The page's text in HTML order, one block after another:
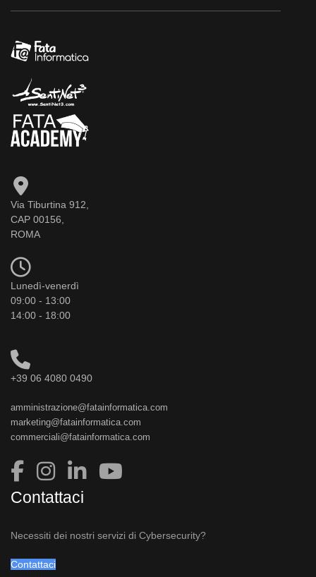
Via Tiburtina 912,
CAP 00156,
ROMA
Lunedì-venerdì
09:00 - 13:00
14:00 - 18:00
+39 06 4080 0490
amministrazione@fatainformatica.com
marketing@fatainformatica.com
commerciali@fatainformatica.com
Contattaci
Necessiti dei nostri servizi di Cybersecurity?
Contattaci